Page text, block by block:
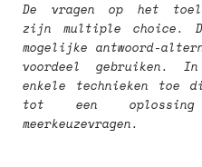
De vragen op het
zijn multiple choice.
mogelijke antwoord-
voordeel gebruiken.
enkele technieken toe
tot een
meerkeuzevragen.